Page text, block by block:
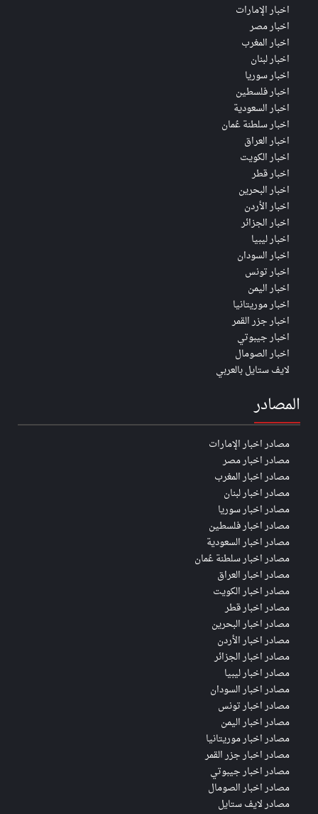
اخبار الإمارات
اخبار مصر
اخبار المغرب
اخبار لبنان
اخبار سوريا
اخبار فلسطين
اخبار السعودية
اخبار سلطنة عُمان
اخبار العراق
اخبار الكويت
اخبار قطر
اخبار البحرين
اخبار الأردن
اخبار الجزائر
اخبار ليبيا
اخبار السودان
اخبار تونس
اخبار اليمن
اخبار موريتانيا
اخبار جزر القمر
اخبار جيبوتي
اخبار الصومال
لايف ستايل بالعربي
المصادر
مصادر اخبار الإمارات
مصادر اخبار مصر
مصادر اخبار المغرب
مصادر اخبار لبنان
مصادر اخبار سوريا
مصادر اخبار فلسطين
مصادر اخبار السعودية
مصادر اخبار سلطنة عُمان
مصادر اخبار العراق
مصادر اخبار الكويت
مصادر اخبار قطر
مصادر اخبار البحرين
مصادر اخبار الأردن
مصادر اخبار الجزائر
مصادر اخبار ليبيا
مصادر اخبار السودان
مصادر اخبار تونس
مصادر اخبار اليمن
مصادر اخبار موريتانيا
مصادر اخبار جزر القمر
مصادر اخبار جيبوتي
مصادر اخبار الصومال
مصادر لايف ستايل